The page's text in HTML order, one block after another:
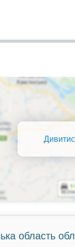
область